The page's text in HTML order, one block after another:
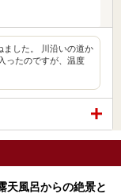
ました。 川沿いの道か
ったのですが、温度
天風呂からの絶景と